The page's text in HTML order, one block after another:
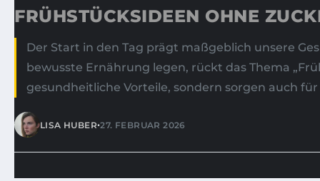
FRÜHSTÜCKSIDEEN OHNE
Der Start in den Tag prägt maßgeblich unsere
bewusste Ernährung legen, rückt das Thema
gesundheitliche Vorteile, sondern sorgen auch
LISA HUBER•27. FEBRUAR 2026